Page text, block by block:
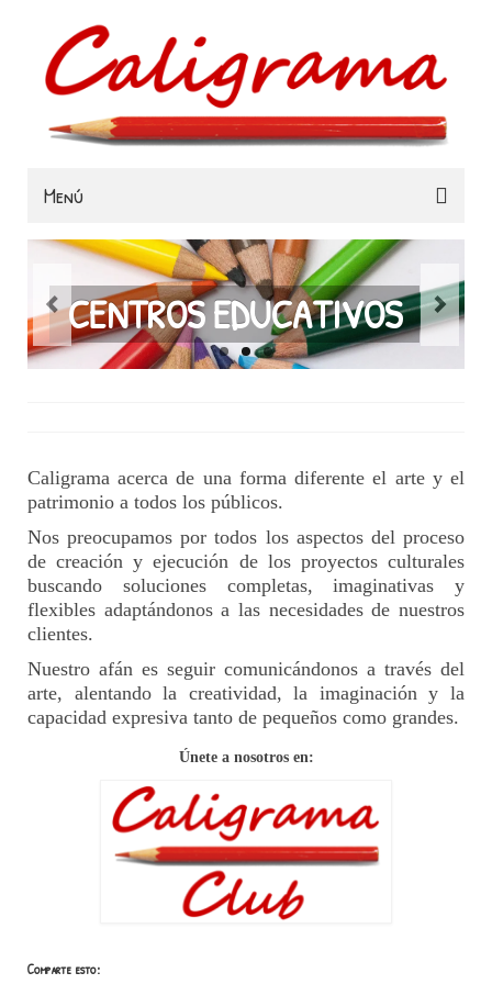
Menú
Familias
Colegios
Museos e Instituciones
CENTROS EDUCATIVOS
Caligrama acerca de una forma diferente el arte y el
patrimonio a todos los públicos.
Nos preocupamos por todos los aspectos del proceso
de creación y ejecución de los proyectos culturales
buscando soluciones completas, imaginativas y
flexibles adaptándonos a las necesidades de nuestros
clientes.
Nuestro afán es seguir comunicándonos a través del
arte, alentando la creatividad, la imaginación y la
capacidad expresiva tanto de pequeños como grandes.
Únete a nosotros en:
Comparte esto: